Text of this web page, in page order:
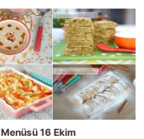
16 Ekim